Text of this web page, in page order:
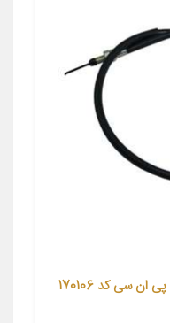
کابل ترمز دستی شاخه راست بلند آی پی ان سی کد 170106